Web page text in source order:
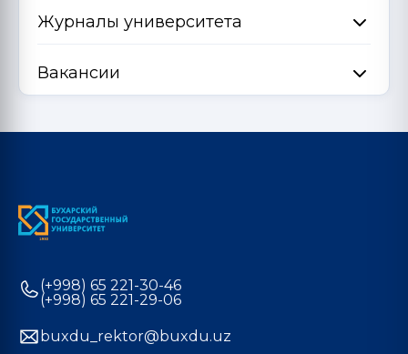
Журналы университета
Вакансии
(+998) 65 221-30-46
(+998) 65 221-29-06
buxdu_rektor@buxdu.uz